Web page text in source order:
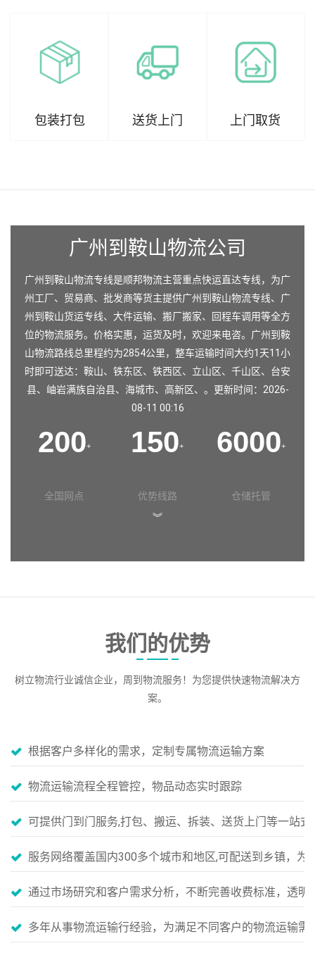
包装打包 送货上门 上门取货
广州到鞍山物流公司
广州到鞍山物流专线是顺邦物流主营重点快运直达专线，为广
州工厂、贸易商、批发商等货主提供广州到鞍山物流专线、广
州到鞍山货运专线、大件运输、搬厂搬家、回程车调用等全方
位的物流服务。价格实惠，运货及时，欢迎来电咨。广州到鞍
山物流路线总里程约为2854公里，整车运输时间大约1天11小
时即可送达：鞍山、铁东区、铁西区、立山区、千山区、台安
县、岫岩满族自治县、海城市、高新区、。更新时间：2026-
08-11 00:16
200+
全国网点
150+
优势线路
6000+
仓储托管
︾
我们的优势
树立物流行业诚信企业，周到物流服务！为您提供快速物流解决方
案。
根据客户多样化的需求，定制专属物流运输方案
物流运输流程全程管控，物品动态实时跟踪
可提供门到门服务,打包、搬运、拆装、送货上门等一站
服务网络覆盖国内300多个城市和地区,可配送到乡镇，为
通过市场研究和客户需求分析，不断完善收费标准，透明
多年从事物流运输行经验，为满足不同客户的物流运输